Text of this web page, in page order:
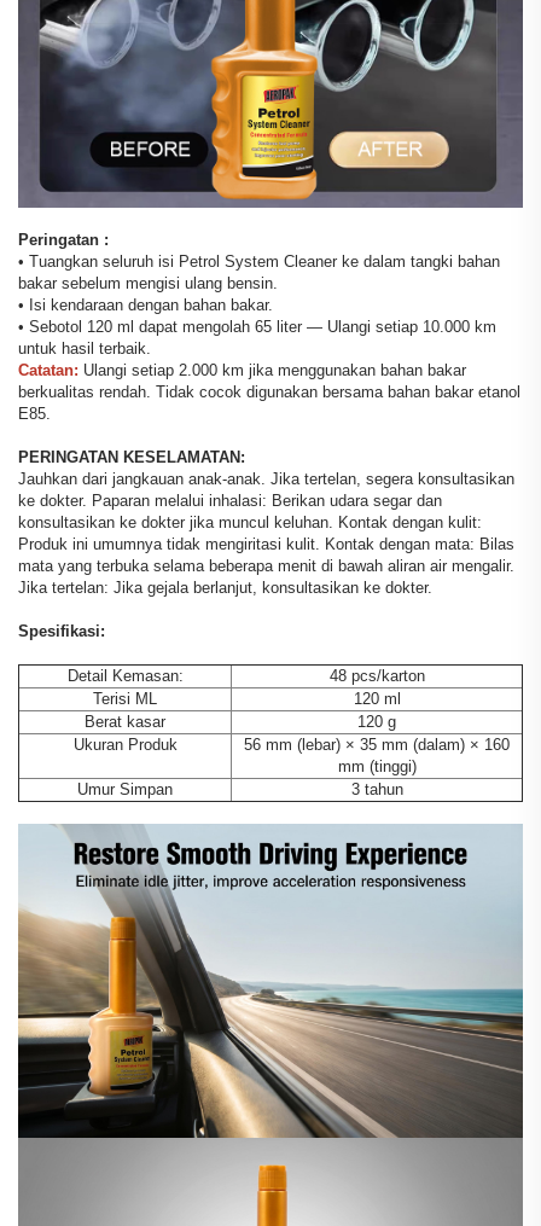
Peringatan :
• Tuangkan seluruh isi Petrol System Cleaner ke dalam tangki bahan
bakar sebelum mengisi ulang bensin.
• Isi kendaraan dengan bahan bakar.
• Sebotol 120 ml dapat mengolah 65 liter — Ulangi setiap 10.000 km
untuk hasil terbaik.
Catatan: Ulangi setiap 2.000 km jika menggunakan bahan bakar
berkualitas rendah. Tidak cocok digunakan bersama bahan bakar etanol
E85.
PERINGATAN KESELAMATAN:
Jauhkan dari jangkauan anak-anak. Jika tertelan, segera konsultasikan
ke dokter. Paparan melalui inhalasi: Berikan udara segar dan
konsultasikan ke dokter jika muncul keluhan. Kontak dengan kulit:
Produk ini umumnya tidak mengiritasi kulit. Kontak dengan mata: Bilas
mata yang terbuka selama beberapa menit di bawah aliran air mengalir.
Jika tertelan: Jika gejala berlanjut, konsultasikan ke dokter.
Spesifikasi:
Detail Kemasan:
48 pcs/karton
Terisi ML
120 ml
Berat kasar
120 g
Ukuran Produk
56 mm (lebar) × 35 mm (dalam) × 160
mm (tinggi)
Umur Simpan
3 tahun